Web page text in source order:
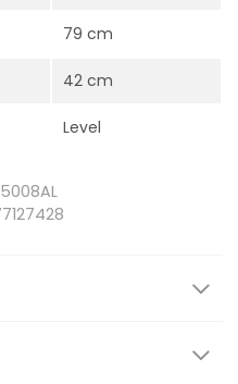
79 cm
42 cm
Level
5008AL